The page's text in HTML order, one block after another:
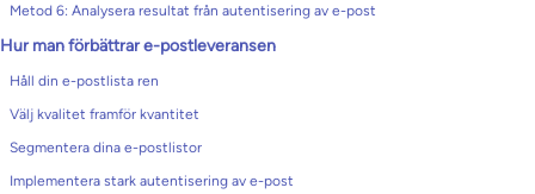
Metod 6: Analysera resultat från autentisering av e-post
Hur man förbättrar e-postleveransen
Håll din e-postlista ren
Välj kvalitet framför kvantitet
Segmentera dina e-postlistor
Implementera stark autentisering av e-post